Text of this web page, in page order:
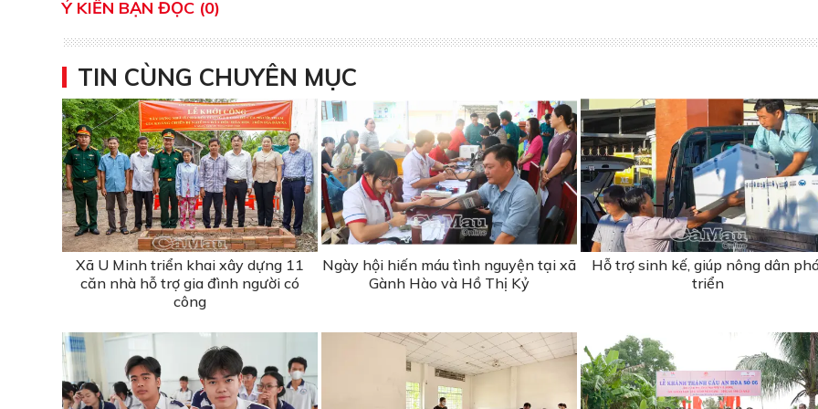
Ý KIẾN BẠN ĐỌC (0)
TIN CÙNG CHUYÊN MỤC
Xã U Minh triển khai xây dựng 11
căn nhà hỗ trợ gia đình người có
công
Ngày hội hiến máu tình nguyện tại xã
Gành Hào và Hồ Thị Kỷ
Hỗ trợ sinh kế, giúp nông dân
triển